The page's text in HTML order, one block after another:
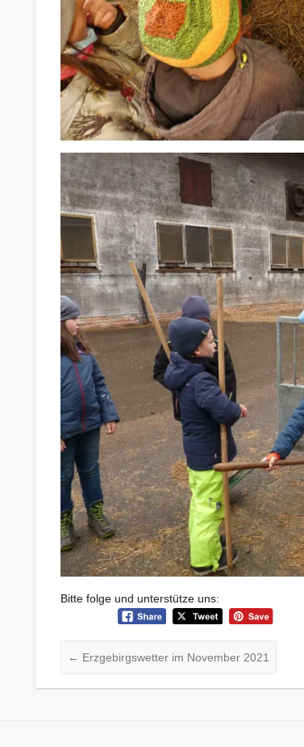
Bitte folge und unterstütze uns:
← Erzgebirgswetter im November 2021